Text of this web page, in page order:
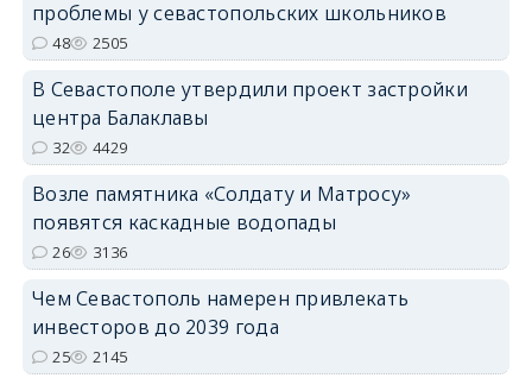
проблемы у севастопольских школьников
48 2505
В Севастополе утвердили проект застройки
центра Балаклавы
32 4429
Возле памятника «Солдату и Матросу»
появятся каскадные водопады
26 3136
Чем Севастополь намерен привлекать
инвесторов до 2039 года
25 2145